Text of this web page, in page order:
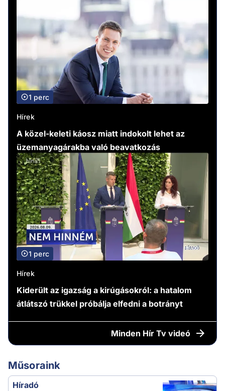
1 perc
Hírek
A közel-keleti káosz miatt indokolt lehet az
üzemanyagárakba való beavatkozás
1 perc
Hírek
Kiderült az igazság a kirúgásokról: a hatalom
átlátszó trükkel próbálja elfedni a botrányt
Minden Hír Tv videó
Műsoraink
Híradó